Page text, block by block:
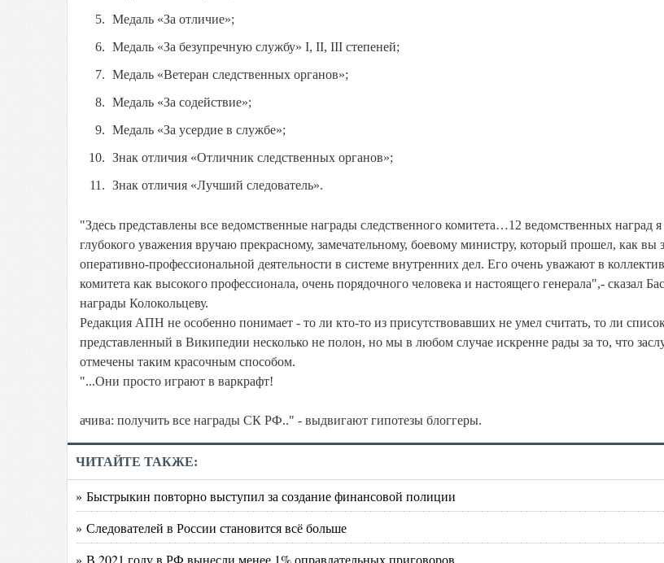
Медаль «За отличие»;
Медаль «За безупречную службу» I, II, III степеней;
Медаль «Ветеран следственных органов»;
Медаль «За содействие»;
Медаль «За усердие в службе»;
Знак отличия «Отличник следственных органов»;
Знак отличия «Лучший следователь».
"Здесь представлены все ведомственные награды следственного комитета…12 ведомственных наград
глубокого уважения вручаю прекрасному, замечательному, боевому министру, который прошел, как вы
оперативно-профессиональной деятельности в системе внутренних дел. Его очень уважают в
комитета как высокого профессионала, очень порядочного человека и настоящего генерала",- сказал
награды Колокольцеву.
Редакция АПН не особенно понимает - то ли кто-то из присутствовавших не умел считать, то ли
представленный в Википедии несколько не полон, но мы в любом случае искренне рады за то, что
отмечены таким красочным способом.
"...Они просто играют в варкрафт!
ачива: получить все награды СК РФ.." - выдвигают гипотезы блоггеры.
ЧИТАЙТЕ ТАКЖЕ:
» Быстрыкин повторно выступил за создание финансовой полиции
» Следователей в России становится всё больше
» В 2021 году в РФ вынесли менее 1% оправдательных приговоров